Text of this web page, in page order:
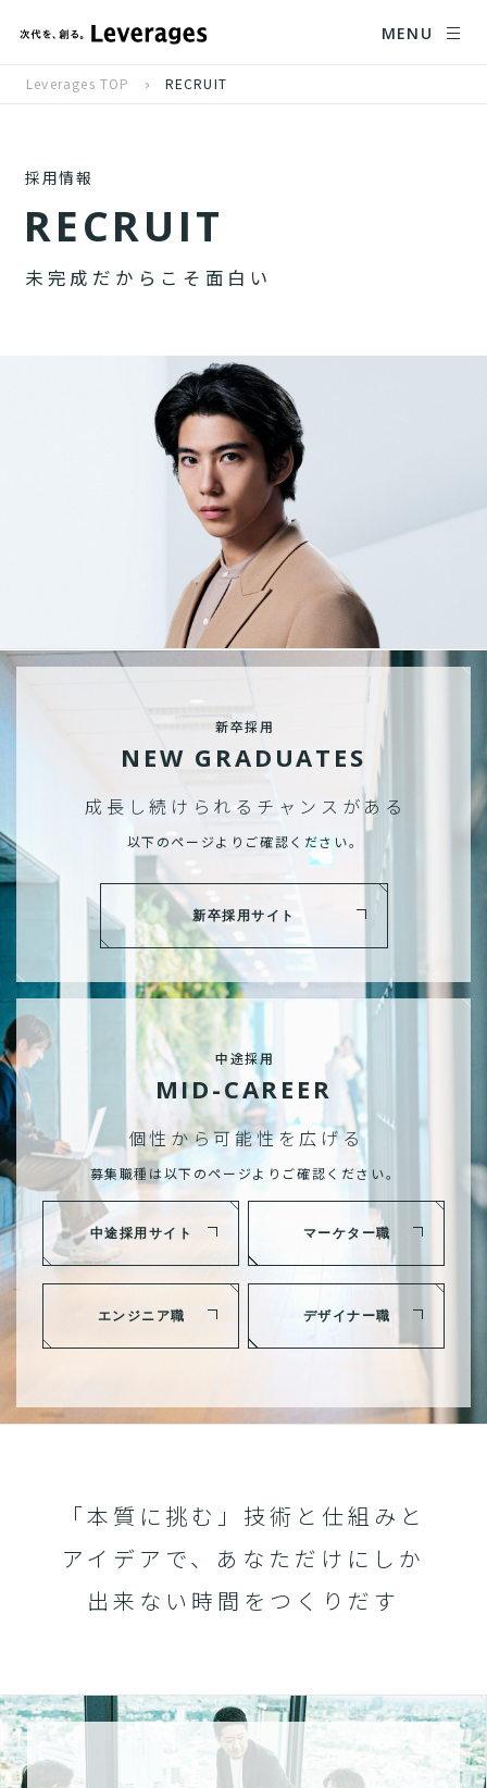
MENU
Leverages TOP RECRUIT
採用情報
RECRUIT
未 完 成 だ か ら こ そ 面 白 い
新卒採用
NEW GRADUATES
成長し続けられる チャンスがある
以下のページよりご確認ください。
新卒採用サイト
中途採用
MID-CAREER
個性から可能性を広げる
募集職種は以下のページよりご確認ください。
中途採用サイト マーケター職
エンジニア職 デザイナー職
「本質に挑む」技術と仕組みと
アイデアで、あなただけにしか
出来ない時間をつくりだす